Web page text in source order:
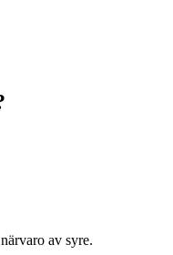
av syre.